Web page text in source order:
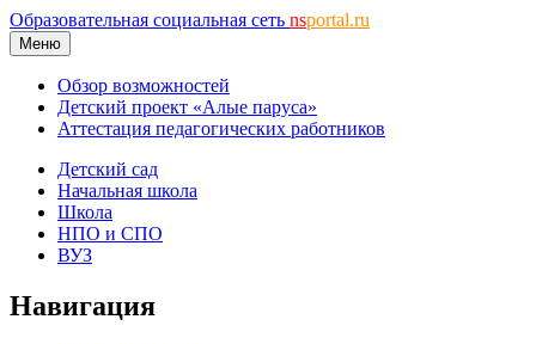
Образовательная социальная сеть nsportal.ru
Меню
Обзор возможностей
Детский проект «Алые паруса»
Аттестация педагогических работников
Детский сад
Начальная школа
Школа
НПО и СПО
ВУЗ
Навигация